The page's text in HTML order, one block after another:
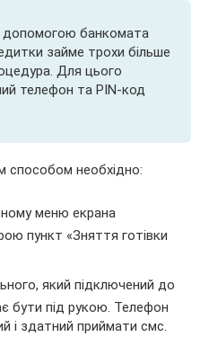
допомогою банкомата
займе трохи більше
Для цього
телефон та PIN-код
способом необхідно:
меню екрана
пункт «Зняття готівки
який підключений до
бути під рукою. Телефон
і здатний приймати смс.